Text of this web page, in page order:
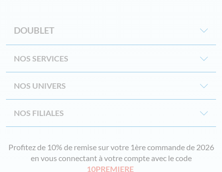
DOUBLET
NOS SERVICES
NOS UNIVERS
NOS FILIALES
Profitez de 10% de remise sur votre 1ère commande de 2026
en vous connectant à votre compte avec le code
10PREMIERE